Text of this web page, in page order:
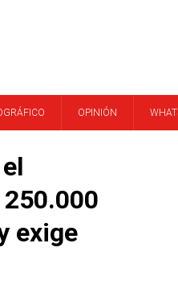
OPINIÓN
exige